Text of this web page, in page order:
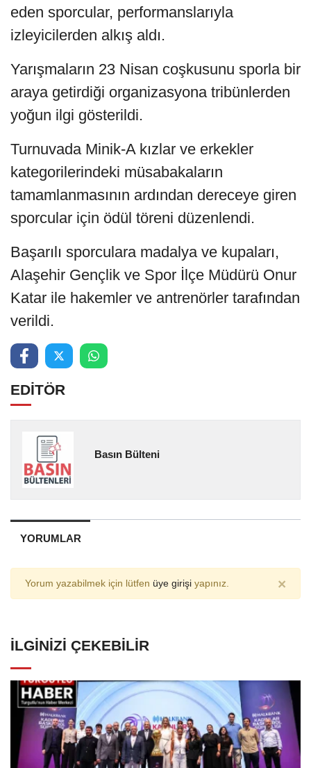
eden sporcular, performanslarıyla
izleyicilerden alkış aldı.
Yarışmaların 23 Nisan coşkusunu sporla bir
araya getirdiği organizasyona tribünlerden
yoğun ilgi gösterildi.
Turnuvada Minik-A kızlar ve erkekler
kategorilerindeki müsabakaların
tamamlanmasının ardından dereceye giren
sporcular için ödül töreni düzenlendi.
Başarılı sporculara madalya ve kupaları,
Alaşehir Gençlik ve Spor İlçe Müdürü Onur
Katar ile hakemler ve antrenörler tarafından
verildi.
EDİTÖR
Basın Bülteni
YORUMLAR
Yorum yazabilmek için lütfen üye girişi yapınız. ×
İLGINIZI ÇEKEBILIR